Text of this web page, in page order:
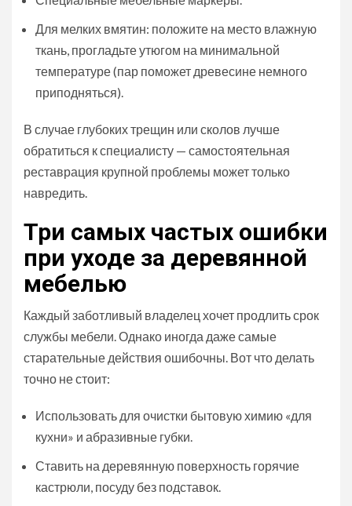
Для мелких вмятин: положите на место влажную
ткань, прогладьте утюгом на минимальной
температуре (пар поможет древесине немного
приподняться).
В случае глубоких трещин или сколов лучше
обратиться к специалисту — самостоятельная
реставрация крупной проблемы может только
навредить.
Три самых частых ошибки
при уходе за деревянной
мебелью
Каждый заботливый владелец хочет продлить срок
службы мебели. Однако иногда даже самые
старательные действия ошибочны. Вот что делать
точно не стоит:
Использовать для очистки бытовую химию «для
кухни» и абразивные губки.
Ставить на деревянную поверхность горячие
кастрюли, посуду без подставок.